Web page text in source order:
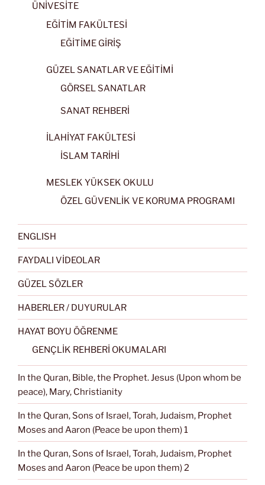
ÜNİVESİTE
EĞİTİM FAKÜLTESİ
EĞİTİME GİRİŞ
GÜZEL SANATLAR VE EĞİTİMİ
GÖRSEL SANATLAR
SANAT REHBERİ
İLAHİYAT FAKÜLTESİ
İSLAM TARİHİ
MESLEK YÜKSEK OKULU
ÖZEL GÜVENLİK VE KORUMA PROGRAMI
ENGLISH
FAYDALI VİDEOLAR
GÜZEL SÖZLER
HABERLER / DUYURULAR
HAYAT BOYU ÖĞRENME
GENÇLİK REHBERİ OKUMALARI
In the Quran, Bible, the Prophet. Jesus (Upon whom be
peace), Mary, Christianity
In the Quran, Sons of Israel, Torah, Judaism, Prophet
Moses and Aaron (Peace be upon them) 1
In the Quran, Sons of Israel, Torah, Judaism, Prophet
Moses and Aaron (Peace be upon them) 2